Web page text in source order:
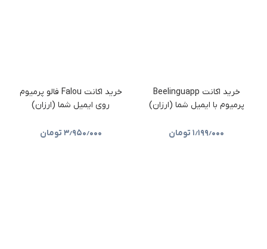
خرید اکانت Beelinguapp
پرمیوم با ایمیل شما (ارزان)
۱٫۱۹۹٫۰۰۰ تومان
خرید اکانت Falou فالو پرمیوم
روی ایمیل شما (ارزان)
۳٫۹۵۰٫۰۰۰ تومان